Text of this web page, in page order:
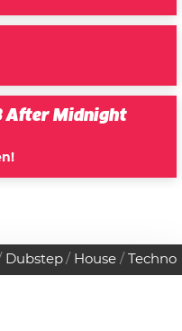
After Midnight
Dubstep House Techno